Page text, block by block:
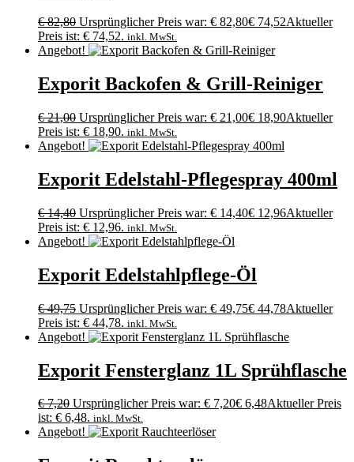
€82,80 Ursprünglicher Preis war: € 82,80€ 74,52Aktueller
Preis ist: € 74,52. inkl. MwSt.
Angebot!
Exporit Backofen & Grill-Reiniger
€21,00 Ursprünglicher Preis war: € 21,00€ 18,90Aktueller
Preis ist: € 18,90. inkl. MwSt.
Angebot!
Exporit Edelstahl-Pflegespray 400ml
€14,40 Ursprünglicher Preis war: € 14,40€ 12,96Aktueller
Preis ist: € 12,96. inkl. MwSt.
Angebot!
Exporit Edelstahlpflege-Öl
€49,75 Ursprünglicher Preis war: € 49,75€ 44,78Aktueller
Preis ist: € 44,78. inkl. MwSt.
Angebot!
Exporit Fensterglanz 1L Sprühflasche
€7,20 Ursprünglicher Preis war: € 7,20€ 6,48Aktueller Preis
ist: € 6,48. inkl. MwSt.
Angebot!